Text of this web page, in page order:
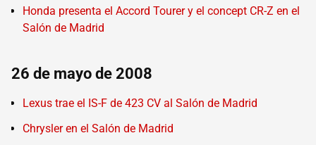
Honda presenta el Accord Tourer y el concept CR-Z en el
Salón de Madrid
26 de mayo de 2008
Lexus trae el IS-F de 423 CV al Salón de Madrid
Chrysler en el Salón de Madrid